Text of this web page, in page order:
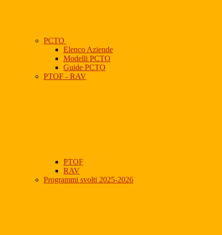
PCTO
Elenco Aziende
Modelli PCTO
Guide PCTO
PTOF - RAV
PTOF
RAV
Programmi svolti 2025-2026